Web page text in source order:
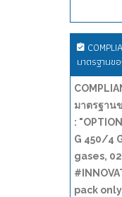
มาตรฐาน
มาตรฐาน
:
G 450/4
gases,
pack